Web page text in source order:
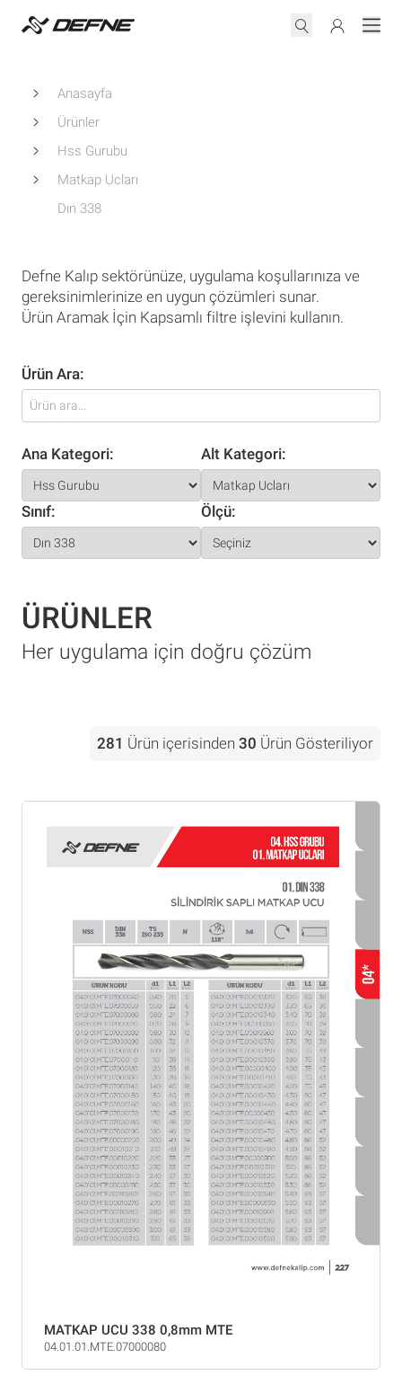
Anasayfa
Ürünler
Hss Gurubu
Matkap Ucları
Dın 338
Defne Kalıp sektörünüze, uygulama koşullarınıza ve
gereksinimlerinize en uygun çözümleri sunar.
Ürün Aramak İçin Kapsamlı filtre işlevini kullanın.
Ürün Ara:
Ana Kategori: Alt Kategori:
Sınıf: Ölçü:
ÜRÜNLER
Her uygulama için doğru çözüm
281 Ürün içerisinden 30 Ürün Gösteriliyor
MATKAP UCU 338 0,8mm MTE
04.01.01.MTE.07000080